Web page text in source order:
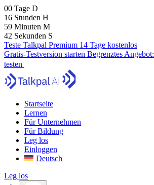
00 Tage D
16 Stunden H
59 Minuten M
41 Sekunden S
Teste Talkpal Premium 14 Tage kostenlos
Gratis-Testversion starten Begrenztes Angebot:
testen
Startseite
Lernen
Für Unternehmen
Für Bildung
Leg los
Einloggen
Deutsch
Leg los